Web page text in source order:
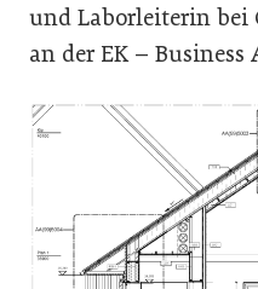
und Laborleiterin bei
an der EK – Business